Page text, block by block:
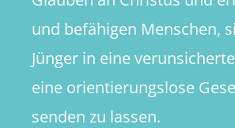
und befähigen Menschen,
Jünger in eine
eine orientierungslose
senden zu lassen.